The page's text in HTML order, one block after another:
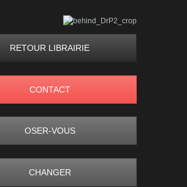
RETOUR LIBRAIRIE
CONTACT
OSER-VOUS
CHANGER